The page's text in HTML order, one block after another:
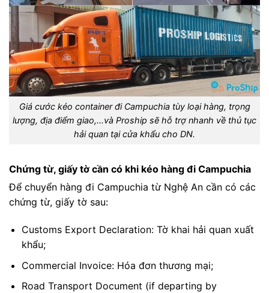
Giá cước kéo container đi Campuchia tùy loại hàng, trọng
lượng, địa điểm giao,…và Proship sẽ hỗ trợ nhanh về thủ tục
hải quan tại cửa khẩu cho DN.
Chứng từ, giấy tờ cần có khi kéo hàng đi Campuchia
Để chuyển hàng đi Campuchia từ Nghệ An cần có các
chứng từ, giấy tờ sau:
Customs Export Declaration: Tờ khai hải quan xuất
khẩu;
Commercial Invoice: Hóa đơn thương mại;
Road Transport Document (if departing by